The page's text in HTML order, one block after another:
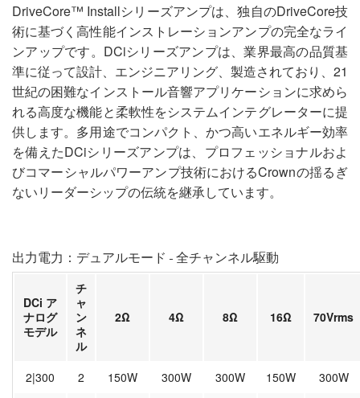
DriveCore™ Installシリーズアンプは、独自のDriveCore技
術に基づく高性能インストレーションアンプの完全なライ
ンアップです。DCiシリーズアンプは、業界最高の品質基
準に従って設計、エンジニアリング、製造されており、21
世紀の困難なインストール音響アプリケーションに求めら
れる高度な機能と柔軟性をシステムインテグレーターに提
供します。多用途でコンパクト、かつ高いエネルギー効率
を備えたDCiシリーズアンプは、プロフェッショナルおよ
びコマーシャルパワーアンプ技術におけるCrownの揺るぎ
ないリーダーシップの伝統を継承しています。
出力電力：デュアルモード - 全チャンネル駆動
DCi ア
ナログ
モデル
チ
ャ
ン
ネ
ル
2Ω 4Ω 8Ω 16Ω 70Vrms
2|300 2 150W 300W 300W 150W
300W